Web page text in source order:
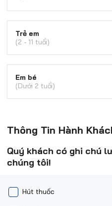
Trẻ em
(2 - 11 tuổi)
Em bé
(Dưới 2 tuổi)
Thông Tin Hành
Quý khách có ghi chú
chúng tôi!
Hút thuốc